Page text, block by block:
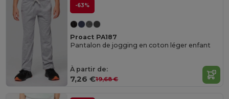
-63%
Proact PA187
Pantalon de jogging en coton léger enfant
À partir de:
7,26 €19,68 €